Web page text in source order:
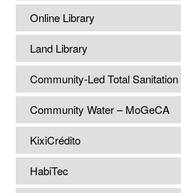
Online Library
Land Library
Community-Led Total Sanitation
Community Water – MoGeCA
KixiCrédito
HabiTec